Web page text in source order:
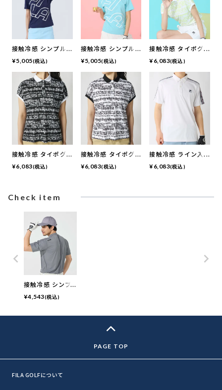
接触冷感 シンプル
ロゴ半袖モックネッ
クシャツ
¥5,005(税込)
接触冷感 シンプル
ロゴ半袖モックネッ
クシャツ
¥5,005(税込)
接触冷感 タイポグ
ラフィ半袖ポロシャ
¥ 6,083(税込)
接触冷感 タイポグ
ラフィ半袖ポロシャ
¥6,083(税込)
接触冷感 タイポグ
ラフィ半袖ポロシャ
¥6,083(税込)
接触冷感 ライン入
り半袖シャツ
¥ 6,083(税込)
Check item
接触冷感 シンプ
ル半袖モックネッ
クシャツ
¥4,543(税込)
FILA GOLFについて